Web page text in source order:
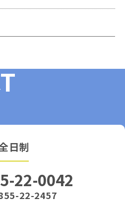
日制
22-0042
22-2457